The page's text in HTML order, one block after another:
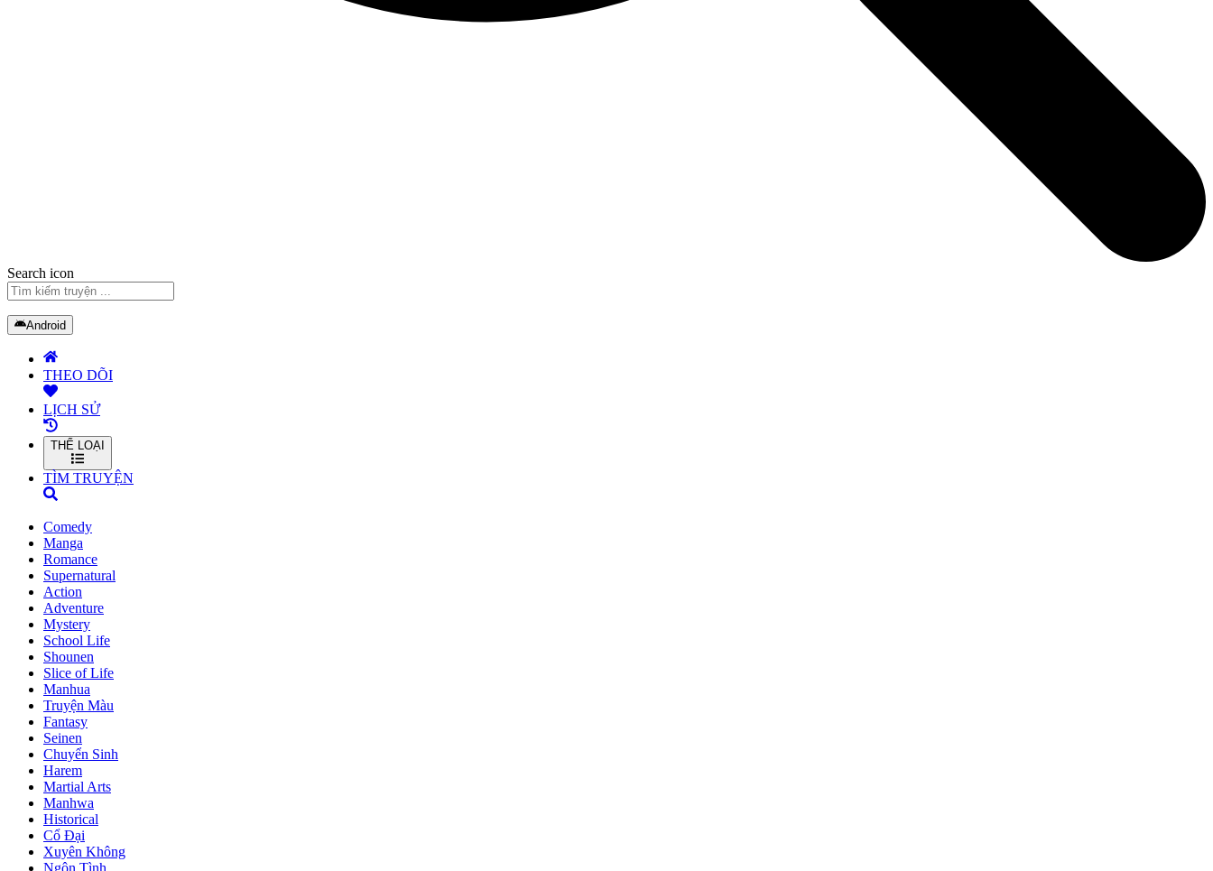
Search icon
Android
THEO DÕI
LỊCH SỬ
THỂ LOẠI
TÌM TRUYỆN
Comedy
Manga
Romance
Supernatural
Action
Adventure
Mystery
School Life
Shounen
Slice of Life
Manhua
Truyện Màu
Fantasy
Seinen
Chuyển Sinh
Harem
Martial Arts
Manhwa
Historical
Cổ Đại
Xuyên Không
Ngôn Tình